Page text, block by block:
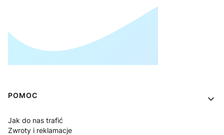
Linki w stopce
POMOC
Jak do nas trafić
Zwroty i reklamacje